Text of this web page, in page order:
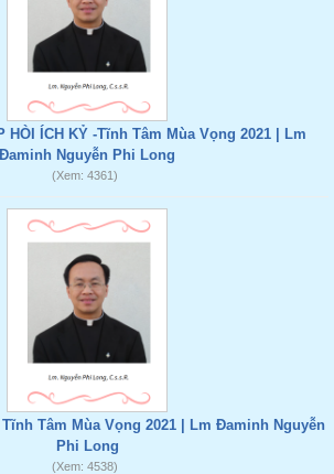
HÒI ÍCH KỶ -Tĩnh Tâm Mùa Vọng 2021 | Lm
Đaminh Nguyễn Phi Long
(Xem: 4361)
Tâm Mùa Vọng 2021 | Lm Đaminh Nguyễn
Phi Long
(Xem: 4538)